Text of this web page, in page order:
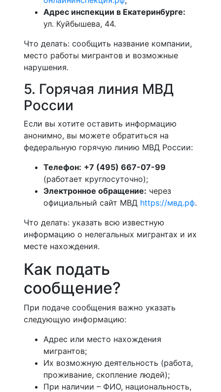
Адрес инспекции в Екатеринбурге:
ул. Куйбышева, 44.
Что делать: сообщить название компании,
место работы мигрантов и возможные
нарушения.
5. Горячая линия МВД
России
Если вы хотите оставить информацию
анонимно, вы можете обратиться на
федеральную горячую линию МВД России:
Телефон: +7 (495) 667-07-99
(работает круглосуточно);
Электронное обращение: через
официальный сайт МВД https://мвд.рф.
Что делать: указать всю известную
информацию о нелегальных мигрантах и их
месте нахождения.
Как подать
сообщение?
При подаче сообщения важно указать
следующую информацию:
Адрес или место нахождения
мигрантов;
Их возможную деятельность (работа,
проживание, скопление людей);
При наличии – ФИО, национальность,